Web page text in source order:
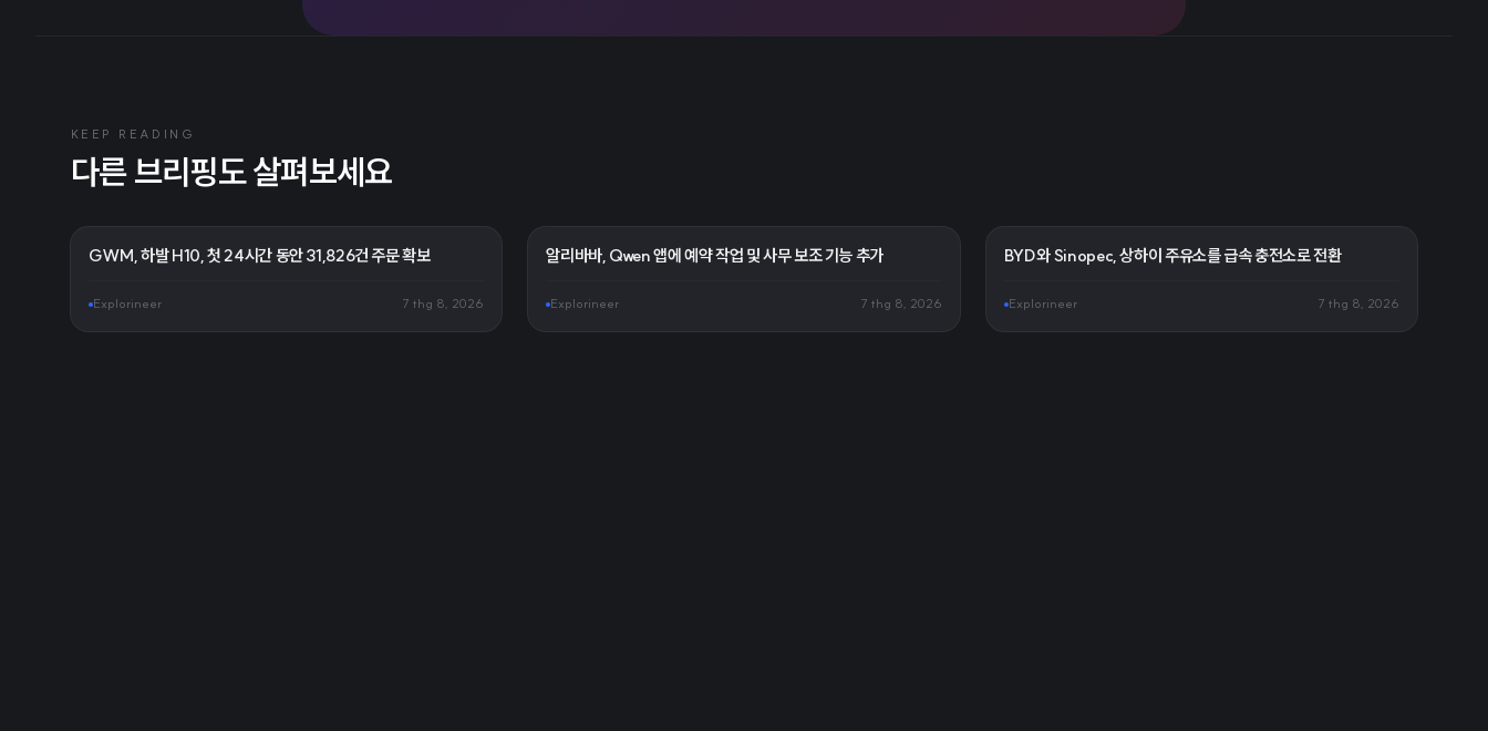
KEEP READING
다른 브리핑도 살펴보세요
GWM, 하발 H10, 첫 24시간 동안 31,826건 주문 확보
Explorineer 7 thg 8, 2026
알리바바, Qwen 앱에 예약 작업 및 사무 보조 기능 추가
Explorineer 7 thg 8, 2026
BYD와 Sinopec, 상하이 주유소를 급속 충전소로 전환
Explorineer 7 thg 8, 2026